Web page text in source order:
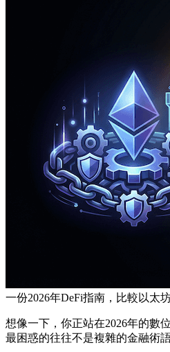
一份2026年DeFi指南，比較以太
想像一下，你正站在2026年的數
最困惑的往往不是複雜的金融術